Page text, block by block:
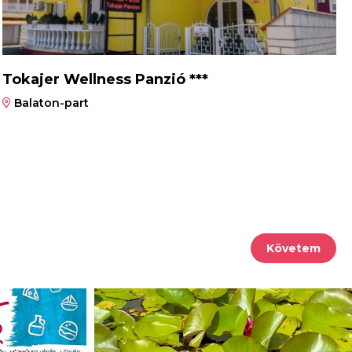
Tokajer Wellness Panzió ***
Balaton-part
Követem